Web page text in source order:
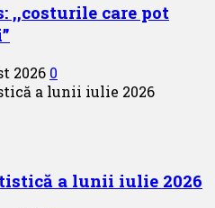
,,costurile care pot
2026 0
a lunii iulie 2026